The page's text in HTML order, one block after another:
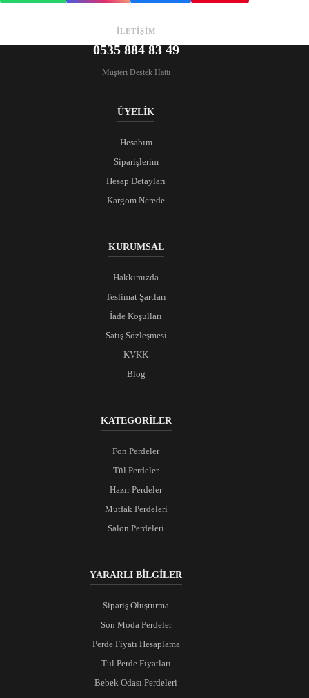
İLETİŞİM
0535 884 83 49
Müşteri Destek Hattı
ÜYELİK
Hesabım
Siparişlerim
Hesap Detayları
Kargom Nerede
KURUMSAL
Hakkımızda
Teslimat Şartları
İade Koşulları
Satış Sözleşmesi
KVKK
Blog
KATEGORİLER
Fon Perdeler
Tül Perdeler
Hazır Perdeler
Mutfak Perdeleri
Salon Perdeleri
YARARLI BİLGİLER
Sipariş Oluşturma
Son Moda Perdeler
Perde Fiyatı Hesaplama
Tül Perde Fiyatları
Bebek Odası Perdeleri